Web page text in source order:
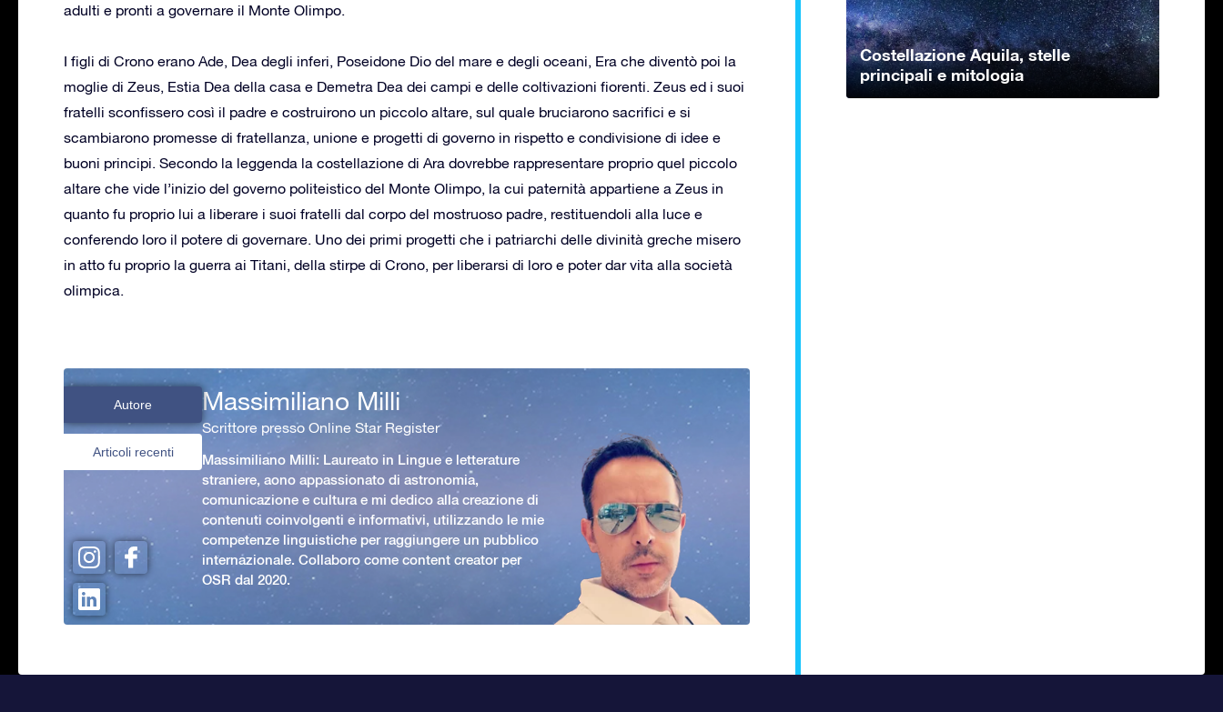
adulti e pronti a governare il Monte Olimpo.
I figli di Crono erano Ade, Dea degli inferi, Poseidone Dio del mare e degli oceani, Era che diventò poi la
moglie di Zeus, Estia Dea della casa e Demetra Dea dei campi e delle coltivazioni fiorenti. Zeus ed i suoi
fratelli sconfissero così il padre e costruirono un piccolo altare, sul quale bruciarono sacrifici e si
scambiarono promesse di fratellanza, unione e progetti di governo in rispetto e condivisione di idee e
buoni principi. Secondo la leggenda la costellazione di Ara dovrebbe rappresentare proprio quel piccolo
altare che vide l’inizio del governo politeistico del Monte Olimpo, la cui paternità appartiene a Zeus in
quanto fu proprio lui a liberare i suoi fratelli dal corpo del mostruoso padre, restituendoli alla luce e
conferendo loro il potere di governare. Uno dei primi progetti che i patriarchi delle divinità greche misero
in atto fu proprio la guerra ai Titani, della stirpe di Crono, per liberarsi di loro e poter dar vita alla società
olimpica.
Autore
Articoli recenti
Massimiliano Milli
Scrittore presso Online Star Register
Massimiliano Milli: Laureato in Lingue e letterature
straniere, aono appassionato di astronomia,
comunicazione e cultura e mi dedico alla creazione di
contenuti coinvolgenti e informativi, utilizzando le mie
competenze linguistiche per raggiungere un pubblico
internazionale. Collaboro come content creator per
OSR dal 2020.
Costellazione Aquila, stelle
principali e mitologia